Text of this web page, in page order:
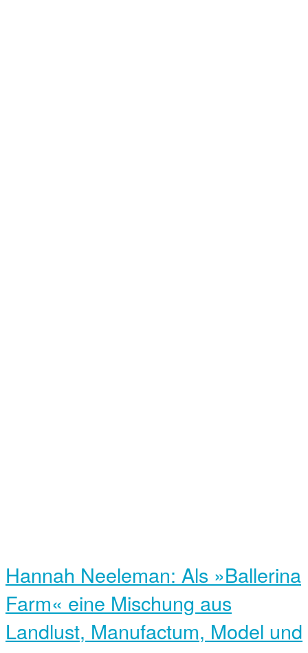
Hannah Neeleman: Als »Ballerina
Farm« eine Mischung aus
Landlust, Manufactum, Model und